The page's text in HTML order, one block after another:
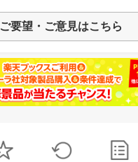
ご要望・ご意見はこちら